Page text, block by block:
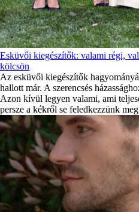
Esküvői kiegészítők: valami régi,
kölcsön
Az esküvői kiegészítők
hallott már. A szerencsés
Azon kívül legyen valami, ami
persze a kékről se feledkezzünk